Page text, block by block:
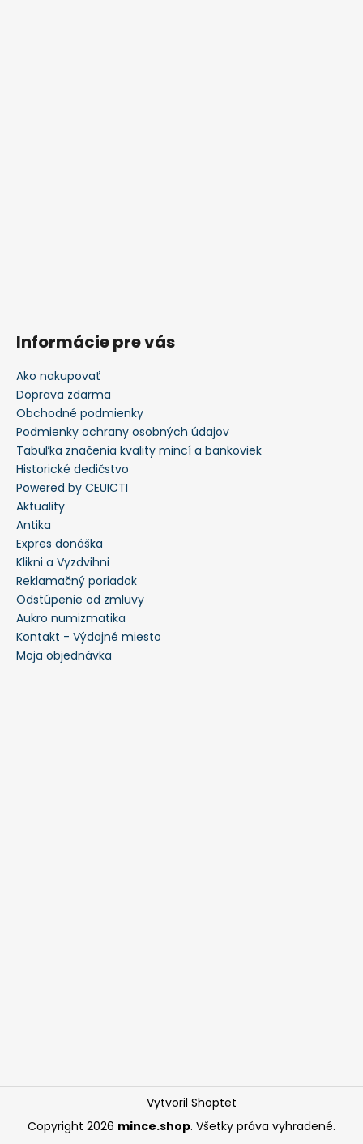
Informácie pre vás
Ako nakupovať
Doprava zdarma
Obchodné podmienky
Podmienky ochrany osobných údajov
Tabuľka značenia kvality mincí a bankoviek
Historické dedičstvo
Powered by CEUICTI
Aktuality
Antika
Expres donáška
Klikni a Vyzdvihni
Reklamačný poriadok
Odstúpenie od zmluvy
Aukro numizmatika
Kontakt - Výdajné miesto
Moja objednávka
Vytvoril Shoptet
Copyright 2026 mince.shop. Všetky práva vyhradené.